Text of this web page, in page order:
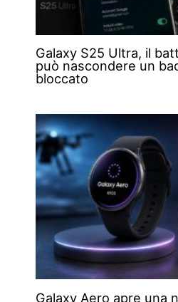
Galaxy S25 Ultra, il
può nascondere un
bloccato
Galaxy Aero apre una